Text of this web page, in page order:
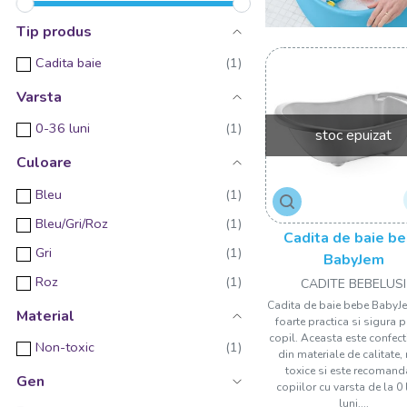
Tip produs
Cadita baie
Varsta
0-36 luni
Culoare
Bleu
Bleu/Gri/Roz
Gri
Roz
Material
Non-toxic
Gen
stoc epuizat
Cadita de baie
BabyJem
CADITE BEBELUSI
Cadita de baie bebe
foarte practica si sigura
copil. Aceasta este
din materiale de calitate,
toxice si este
copiilor cu varsta de la 0
luni....